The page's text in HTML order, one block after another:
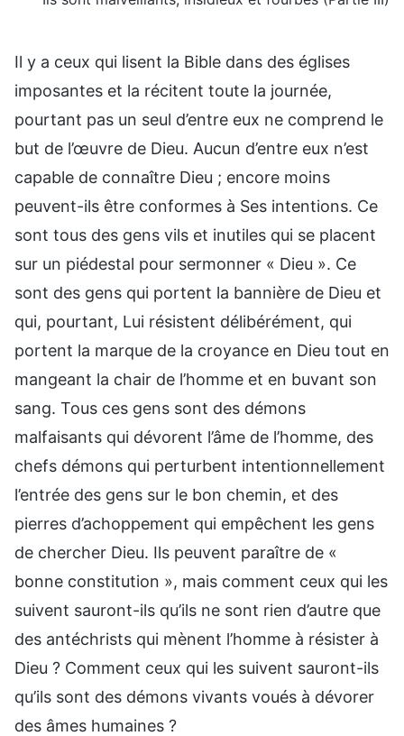
Il y a ceux qui lisent la Bible dans des églises
imposantes et la récitent toute la journée,
pourtant pas un seul d’entre eux ne comprend le
but de l’œuvre de Dieu. Aucun d’entre eux n’est
capable de connaître Dieu ; encore moins
peuvent-ils être conformes à Ses intentions. Ce
sont tous des gens vils et inutiles qui se placent
sur un piédestal pour sermonner « Dieu ». Ce
sont des gens qui portent la bannière de Dieu et
qui, pourtant, Lui résistent délibérément, qui
portent la marque de la croyance en Dieu tout en
mangeant la chair de l’homme et en buvant son
sang. Tous ces gens sont des démons
malfaisants qui dévorent l’âme de l’homme, des
chefs démons qui perturbent intentionnellement
l’entrée des gens sur le bon chemin, et des
pierres d’achoppement qui empêchent les gens
de chercher Dieu. Ils peuvent paraître de «
bonne constitution », mais comment ceux qui les
suivent sauront-ils qu’ils ne sont rien d’autre que
des antéchrists qui mènent l’homme à résister à
Dieu ? Comment ceux qui les suivent sauront-ils
qu’ils sont des démons vivants voués à dévorer
des âmes humaines ?